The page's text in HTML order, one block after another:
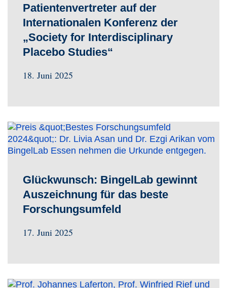
Patientenvertreter auf der
Internationalen Konferenz der
„Society for Interdisciplinary
Placebo Studies“
18. Juni 2025
Glückwunsch: BingelLab gewinnt
Auszeichnung für das beste
Forschungsumfeld
17. Juni 2025